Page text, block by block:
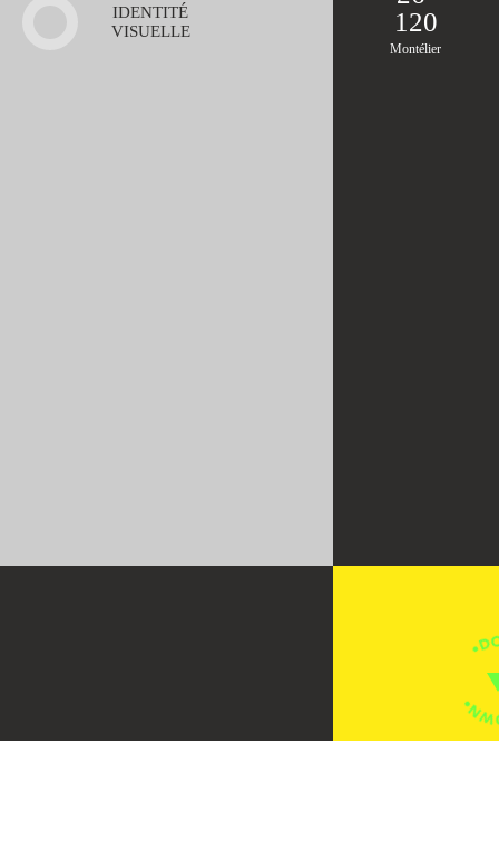
IDENTITÉ
VISUELLE
120
Montélier